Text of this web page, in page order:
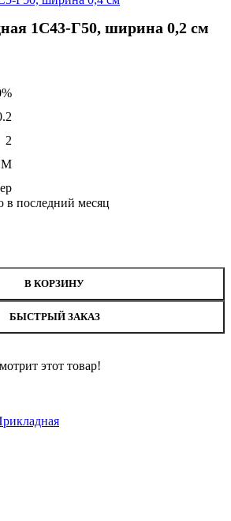
1С43-Г50, ширина 0,2 см
2
М
в последний месяц
прикладная 1С43-Г50, ширина 0,2 см
В КОРЗИНУ
БЫСТРЫЙ ЗАКАЗ
этот товар!